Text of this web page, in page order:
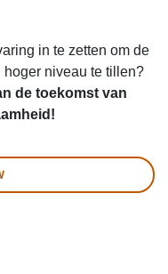
in te zetten om de
niveau te tillen?
de toekomst van